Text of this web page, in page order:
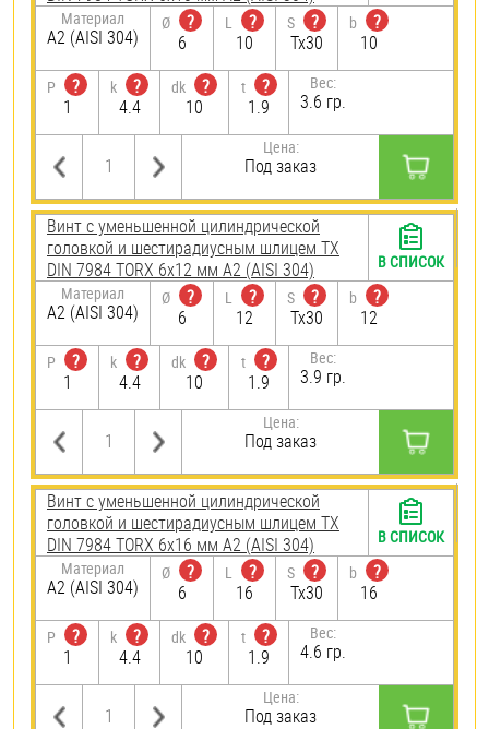
Материал
А2 (AISI 304)
Ø
?
6
L
?
10
S
?
Tx30
b
?
10
P
?
1
k
?
4.4
dk
?
10
t
?
1.9
Вес:
3.6 гр.
Цена:
Под заказ
Винт с уменьшенной цилиндрической
головкой и шестирадиусным шлицем TX
DIN 7984 TORX 6х12 мм А2 (AISI 304)
Материал
А2 (AISI 304)
Ø
?
6
L
?
12
S
?
Tx30
b
?
12
P
?
1
k
?
4.4
dk
?
10
t
?
1.9
Вес:
3.9 гр.
Цена:
Под заказ
В СПИСОК
Винт с уменьшенной цилиндрической
головкой и шестирадиусным шлицем TX
DIN 7984 TORX 6х16 мм А2 (AISI 304)
Материал
А2 (AISI 304)
Ø
?
6
L
?
16
S
?
Tx30
b
?
16
P
?
1
k
?
4.4
dk
?
10
t
?
1.9
Вес:
4.6 гр.
Цена:
Под заказ
В СПИСОК